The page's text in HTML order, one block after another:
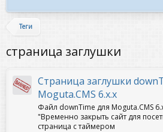
Теги
страница заглушки
Страница заглушки
Moguta.CMS 6.x.x
Файл downTime для Moguta.CMS
"Временно закрыть сайт для
страница с таймером